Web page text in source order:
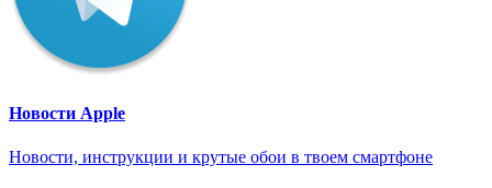
Новости Apple
Новости, инструкции и крутые обои в твоем смартфоне